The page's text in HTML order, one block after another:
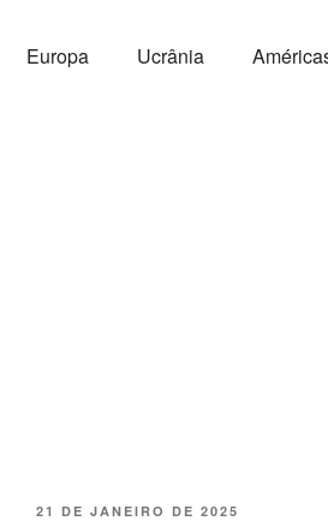
Europa Ucrânia
21 DE JANEIRO DE 2025